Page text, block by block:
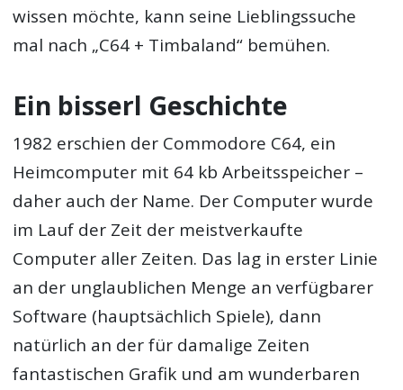
wissen möchte, kann seine Lieblingssuche
mal nach „C64 + Timbaland“ bemühen.
Ein bisserl Geschichte
1982 erschien der Commodore C64, ein
Heimcomputer mit 64 kb Arbeitsspeicher –
daher auch der Name. Der Computer wurde
im Lauf der Zeit der meistverkaufte
Computer aller Zeiten. Das lag in erster Linie
an der unglaublichen Menge an verfügbarer
Software (hauptsächlich Spiele), dann
natürlich an der für damalige Zeiten
fantastischen Grafik und am wunderbaren